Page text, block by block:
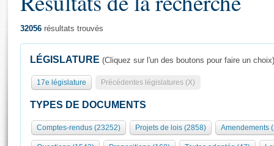
Présidence
577 députés
Groupes politiques
Séance publique
Commissions et autres organes
Europe et International
Rôle et pouvoirs de l'Assemblée
Organisation de l'Assemblée
Visiter l'Assemblée
Visite virtuelle du palais Bourbon
Assister à une séance
32056 résultats trouvés
LÉGISLATURE (Cliquez sur l'un des boutons pour faire un choix)
17e législature Précédentes législatures (X)
TYPES DE DOCUMENTS
Comptes-rendus (23252) Projets de lois (2858) Amendements